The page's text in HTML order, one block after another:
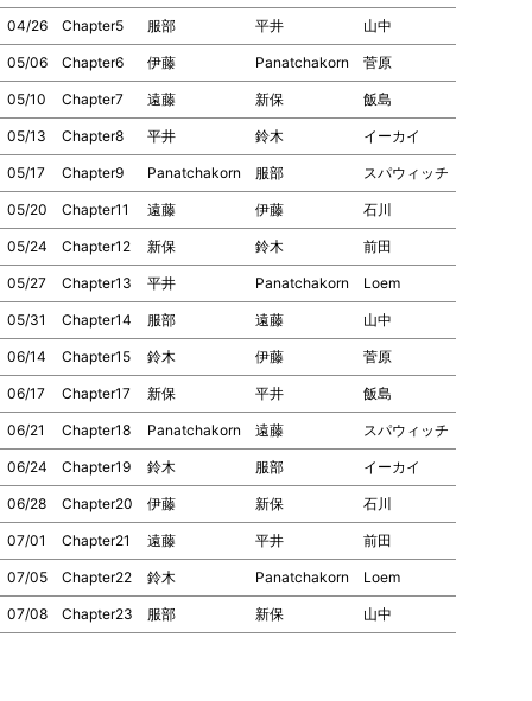
04/26 Chapter5 服部 平井 山中
05/06 Chapter6 伊藤 Panatchakorn 菅原
05/10 Chapter7 遠藤 新保 飯島
05/13 Chapter8 平井 鈴木 イーカイ
05/17 Chapter9 Panatchakorn 服部 スパウィッチ
05/20 Chapter11 遠藤 伊藤 石川
05/24 Chapter12 新保 鈴木 前田
05/27 Chapter13 平井 Panatchakorn Loem
05/31 Chapter14 服部 遠藤 山中
06/14 Chapter15 鈴木 伊藤 菅原
06/17 Chapter17 新保 平井 飯島
06/21 Chapter18 Panatchakorn 遠藤 スパウィッチ
06/24 Chapter19 鈴木 服部 イーカイ
06/28 Chapter20 伊藤 新保 石川
07/01 Chapter21 遠藤 平井 前田
07/05 Chapter22 鈴木 Panatchakorn Loem
07/08 Chapter23 服部 新保 山中